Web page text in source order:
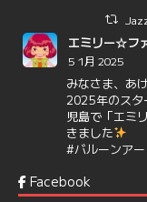
エミリー☆フ
5 1月 2025
みなさま、あ
2025年のスタ
児島で「エミ
きました
#バルーンア
6
Facebook